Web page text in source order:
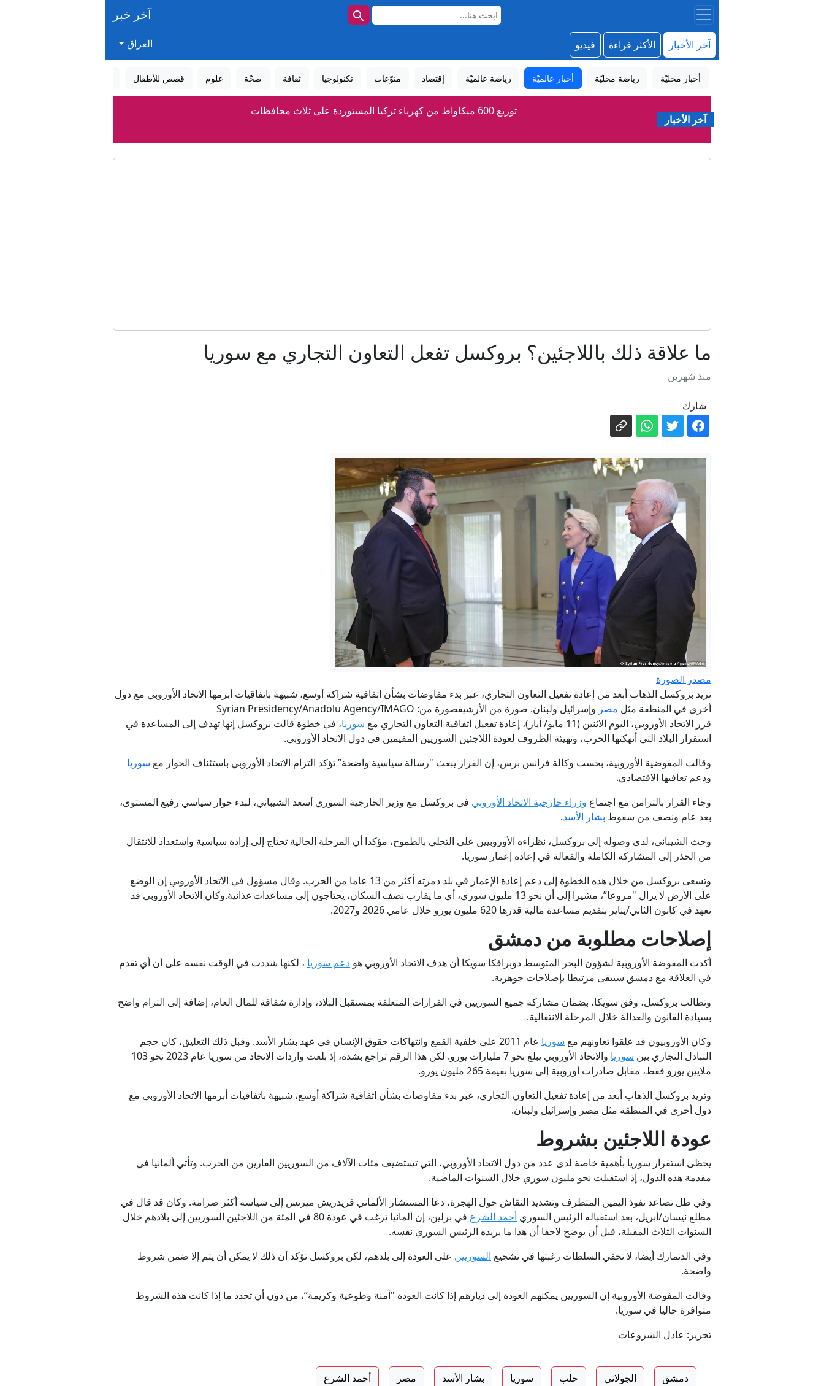
آخر خبر
آخر الأخبار الأكثر قراءة فيديو العراق
أخبار محليّة رياضة محليّة أخبار عالميّة رياضة عالميّة إقتصاد منوّعات تكنولوجيا ثقافة صحّة علوم قصص للأطفال
آخر الأخبار
توزيع 600 ميكاواط من كهرباء تركيا المستوردة على ثلاث محافظات
رئيس الوزراء: الحكومة تضع حماية مصالح المواطنين في مقدمة أولوياتها » وكالة الانباء العراقية (واع)
رعب في أوروبا.. مسيّرة مفخخة تعطل مطارا ألمانياً
زالوجني يقر بسقوط أوراق كييف العسكرية وتفوق روسيا الميداني
غادي آيزنكوت: من هو الجنرال السابق أبرز منافسي نتنياهو؟
ترامب: نتحدث مع الإيرانيين وأفضّل التوصل إلى اتفاق لأنني لا أريد قتل الناس
كاتب يهودي يفكك الرواية الإسرائيلية ويوثق "هندسة الإبادة" في غزة
اتفاق غزة بين ضغوط ترامب وحسابات نتنياهو
رئيس الوزراء الكندي يسخر من ترامب بعد تعطل جهاز التلقين.. (فيديو)
محادثات لبنان وإسرائيل تستأنف بعد تعليقها في روما
الداخلية تعلن فتح باب التقديم للدورة التأهيلية (32) في المعهد العالي للتطوير الأمني والإداري » وكالة الانباء العراقية (واع)
ما علاقة ذلك باللاجئين؟ بروكسل تفعل التعاون التجاري مع سوريا
منذ شهرين
شارك
مصدر الصورة
تريد بروكسل الذهاب أبعد من إعادة تفعيل التعاون التجاري، عبر بدء مفاوضات بشأن اتفاقية شراكة أوسع، شبيهة باتفاقيات أبرمها الاتحاد الأوروبي مع دول
أخرى في المنطقة مثل مصر وإسرائيل ولبنان. صورة من الأرشيفصورة من: Syrian Presidency/Anadolu Agency/IMAGO
قرر الاتحاد الأوروبي، اليوم الاثنين (11 مايو/ آيار)، إعادة تفعيل اتفاقية التعاون التجاري مع
سوريا، في خطوة قالت بروكسل إنها تهدف إلى المساعدة في
استقرار البلاد التي أنهكتها الحرب، وتهيئة الظروف لعودة اللاجئين السوريين المقيمين في دول الاتحاد الأوروبي.
وقالت المفوضية الأوروبية، بحسب وكالة فرانس برس، إن القرار يبعث "رسالة سياسية واضحة” تؤكد التزام الاتحاد الأوروبي باستئناف الحوار مع سوريا
ودعم تعافيها الاقتصادي.
وجاء القرار بالتزامن مع اجتماع وزراء خارجية الاتحاد الأوروبي في بروكسل مع وزير الخارجية السوري أسعد الشيباني، لبدء حوار سياسي رفيع المستوى،
بعد عام ونصف من سقوط بشار الأسد.
وحث الشيباني، لدى وصوله إلى بروكسل، نظراءه الأوروبيين على التحلي بالطموح، مؤكدا أن المرحلة الحالية تحتاج إلى إرادة سياسية واستعداد للانتقال
من الحذر إلى المشاركة الكاملة والفعالة في إعادة إعمار سوريا.
وتسعى بروكسل من خلال هذه الخطوة إلى دعم إعادة الإعمار في بلد دمرته أكثر من 13 عاما من الحرب. وقال مسؤول في الاتحاد الأوروبي إن الوضع
على الأرض لا يزال "مروعا”، مشيرا إلى أن نحو 13 مليون سوري، أي ما يقارب نصف السكان، يحتاجون إلى مساعدات غذائية.وكان الاتحاد الأوروبي قد
تعهد في كانون الثاني/يناير بتقديم مساعدة مالية قدرها 620 مليون يورو خلال عامي 2026 و2027.
إصلاحات مطلوبة من دمشق
أكدت المفوضة الأوروبية لشؤون البحر المتوسط دوبرافكا سويكا أن هدف الاتحاد الأوروبي هو دعم سوريا ، لكنها شددت في الوقت نفسه على أن أي تقدم
في العلاقة مع دمشق سيبقى مرتبطا بإصلاحات جوهرية.
وتطالب بروكسل، وفق سويكا، بضمان مشاركة جميع السوريين في القرارات المتعلقة بمستقبل البلاد، وإدارة شفافة للمال العام، إضافة إلى التزام واضح
بسيادة القانون والعدالة خلال المرحلة الانتقالية.
وكان الأوروبيون قد علقوا تعاونهم مع سوريا
عام 2011 على خلفية القمع وانتهاكات حقوق الإنسان في عهد بشار الأسد. وقبل ذلك التعليق، كان حجم
التبادل التجاري بين سوريا
والاتحاد الأوروبي يبلغ نحو 7 مليارات يورو. لكن هذا الرقم تراجع بشدة، إذ بلغت واردات الاتحاد من سوريا عام 2023 نحو 103
ملايين يورو فقط، مقابل صادرات أوروبية إلى سوريا بقيمة 265 مليون يورو.
وتريد بروكسل الذهاب أبعد من إعادة تفعيل التعاون التجاري، عبر بدء مفاوضات بشأن اتفاقية شراكة أوسع، شبيهة باتفاقيات أبرمها الاتحاد الأوروبي مع
دول أخرى في المنطقة مثل مصر وإسرائيل ولبنان.
عودة اللاجئين بشروط
يحظى استقرار سوريا بأهمية خاصة لدى عدد من دول الاتحاد الأوروبي، التي تستضيف مئات الآلاف من السوريين الفارين من الحرب. وتأتي ألمانيا في
مقدمة هذه الدول، إذ استقبلت نحو مليون سوري خلال السنوات الماضية.
وفي ظل تصاعد نفوذ اليمين المتطرف وتشديد النقاش حول الهجرة، دعا المستشار الألماني فريدريش ميرتس إلى سياسة أكثر صرامة. وكان قد قال في
مطلع نيسان/أبريل، بعد استقباله الرئيس السوري أحمد الشرع
في برلين، إن ألمانيا ترغب في عودة 80 في المئة من اللاجئين السوريين إلى بلادهم خلال
السنوات الثلاث المقبلة، قبل أن يوضح لاحقا أن هذا ما يريده الرئيس السوري نفسه.
وفي الدنمارك أيضا، لا تخفي السلطات رغبتها في تشجيع السوريين على العودة إلى بلدهم، لكن بروكسل تؤكد أن ذلك لا يمكن أن يتم إلا ضمن شروط
واضحة.
وقالت المفوضة الأوروبية إن السوريين يمكنهم العودة إلى ديارهم إذا كانت العودة "آمنة وطوعية وكريمة”، من دون أن تحدد ما إذا كانت هذه الشروط
متوافرة حاليا في سوريا.
تحرير: عادل الشروعات
دمشق الجولاني حلب سوريا بشار الأسد مصر أحمد الشرع